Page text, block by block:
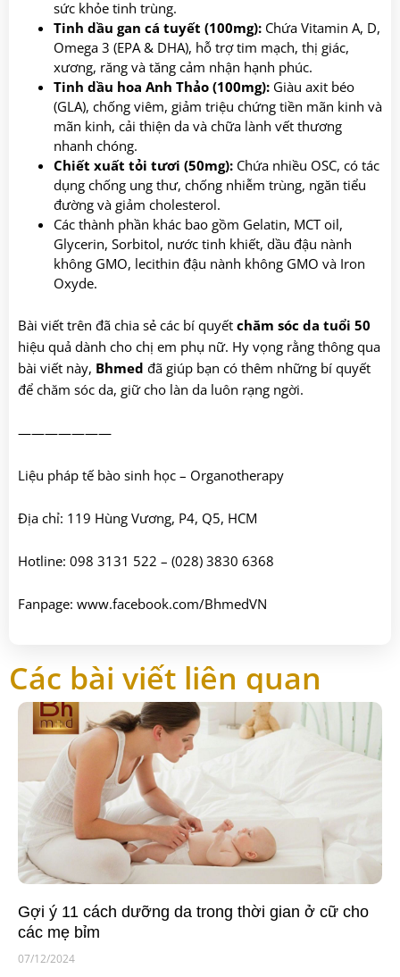
sức khỏe tinh trùng.
Tinh dầu gan cá tuyết (100mg): Chứa Vitamin A, D,
Omega 3 (EPA & DHA), hỗ trợ tim mạch, thị giác,
xương, răng và tăng cảm nhận hạnh phúc.
Tinh dầu hoa Anh Thảo (100mg): Giàu axit béo
(GLA), chống viêm, giảm triệu chứng tiền mãn kinh và
mãn kinh, cải thiện da và chữa lành vết thương
nhanh chóng.
Chiết xuất tỏi tươi (50mg): Chứa nhiều OSC, có tác
dụng chống ung thư, chống nhiễm trùng, ngăn tiểu
đường và giảm cholesterol.
Các thành phần khác bao gồm Gelatin, MCT oil,
Glycerin, Sorbitol, nước tinh khiết, dầu đậu nành
không GMO, lecithin đậu nành không GMO và Iron
Oxyde.
Bài viết trên đã chia sẻ các bí quyết chăm sóc da tuổi 50
hiệu quả dành cho chị em phụ nữ. Hy vọng rằng thông qua
bài viết này, Bhmed đã giúp bạn có thêm những bí quyết
để chăm sóc da, giữ cho làn da luôn rạng ngời.
———————
Liệu pháp tế bào sinh học – Organotherapy
Địa chỉ: 119 Hùng Vương, P4, Q5, HCM
Hotline: 098 3131 522 – (028) 3830 6368
Fanpage: www.facebook.com/BhmedVN
Các bài viết liên quan
Gợi ý 11 cách dưỡng da trong thời gian ở cữ cho
các mẹ bỉm
07/12/2024